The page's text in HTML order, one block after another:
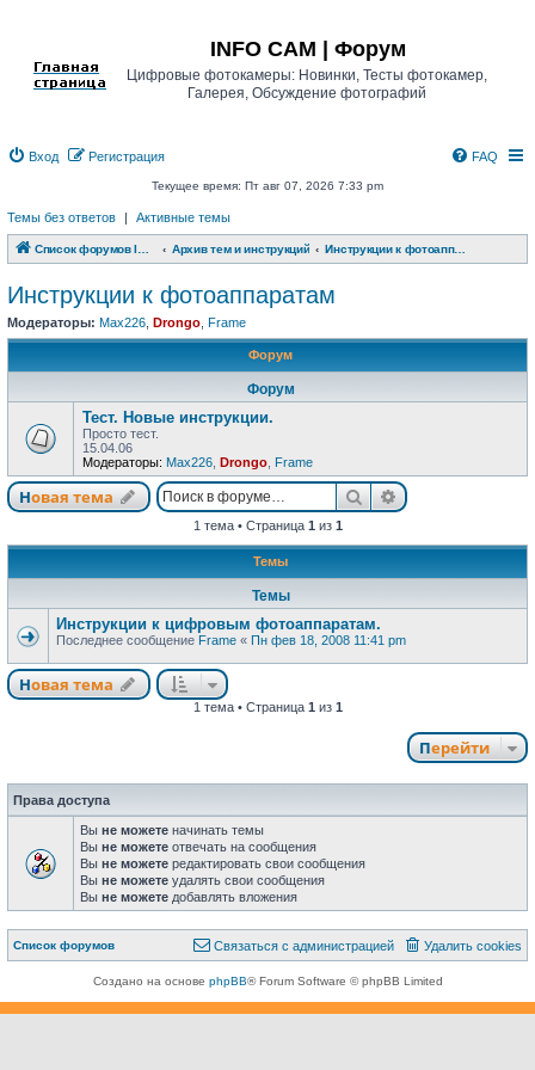
INFO CAM | Форум
Цифровые фотокамеры: Новинки, Тесты фотокамер,
Галерея, Обсуждение фотографий
Вход Регистрация FAQ
Текущее время: Пт авг 07, 2026 7:33 pm
Темы без ответов | Активные темы
Список форумов INFO CAM | Форум Архив тем и инструкций Инструкции к фотоаппаратам
Инструкции к фотоаппаратам
Модераторы: Max226 Drongo Frame
Форум
Форум
Тест. Новые инструкции.
Просто тест.
15.04.06
Модераторы: Max226 Drongo Frame
Новая тема
Новая тема ПоискРасширенный
1 тема • Страница 1 из 1
Темы
Темы
Инструкции к цифровым фотоаппаратам.
Последнее сообщение Frame « Пн фев 18, 2008 11:41 pm
Новая тема
Новая тема
1 тема • Страница 1 из 1
Перейти
Права доступа
Вы не можете начинать темы
Вы не можете отвечать на сообщения
Вы не можете редактировать свои сообщения
Вы не можете удалять свои сообщения
Вы не можете добавлять вложения
Список форумов Удалить cookies
Связаться с
Связаться с администрацией
Создано на основе phpBB® Forum Software © phpBB Limited